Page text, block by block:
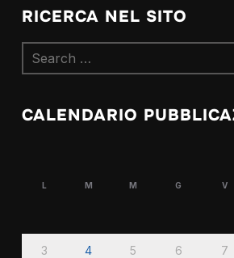
RICERCA NEL SITO
Search
for:
CALENDARIO
L M M G V
3 4 5 6 7